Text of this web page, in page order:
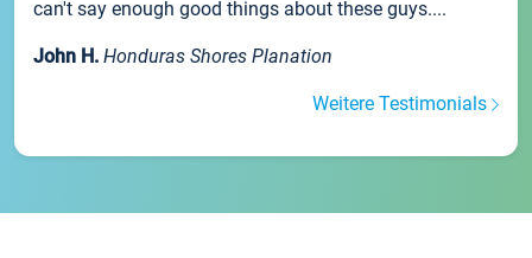
can't say enough good things about these guys....
John H. Honduras Shores Planation
Weitere Testimonials